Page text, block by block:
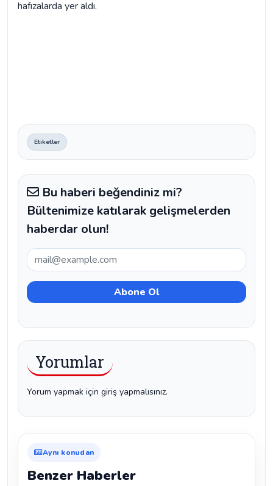
hafızalarda yer aldı.
Etiketler
Bu haberi beğendiniz mi?
Bültenimize katılarak gelişmelerden
haberdar olun!
Yorumlar
Yorum yapmak için giriş yapmalısınız.
Aynı konudan
Benzer Haberler